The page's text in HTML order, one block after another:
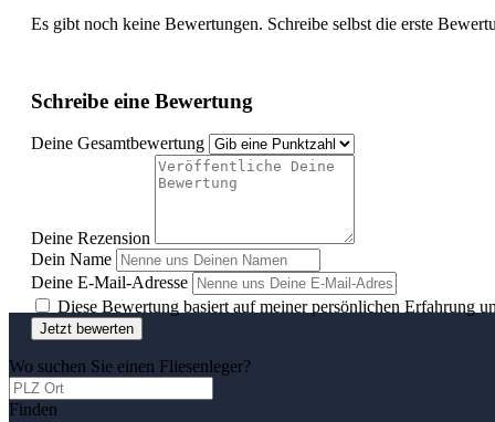
Es gibt noch keine Bewertungen. Schreibe selbst die erste
Schreibe eine Bewertung
Deine Gesamtbewertung
Deine Rezension
Dein Name
Deine E-Mail-Adresse
Diese Bewertung basiert auf meiner persönlichen Erfahrung
Jetzt bewerten
Wo suchen Sie einen Fliesenleger?
Finden